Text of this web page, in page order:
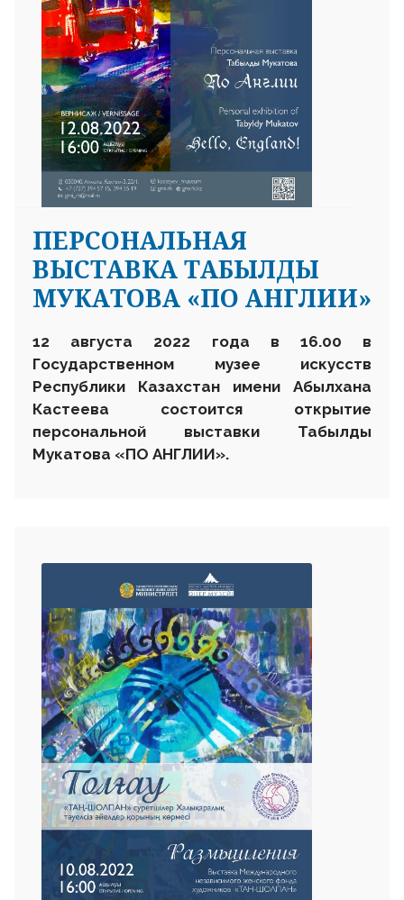
ПЕРСОНАЛЬНАЯ
ВЫСТАВКА ТАБЫЛДЫ
МУКАТОВА «ПО АНГЛИИ»
12 августа 2022 года в 16.00 в
Государственном музее искусств
Республики Казахстан имени Абылхана
Кастеева состоится открытие
персональной выставки
Табылды
Мукатова «ПО АНГЛИИ».